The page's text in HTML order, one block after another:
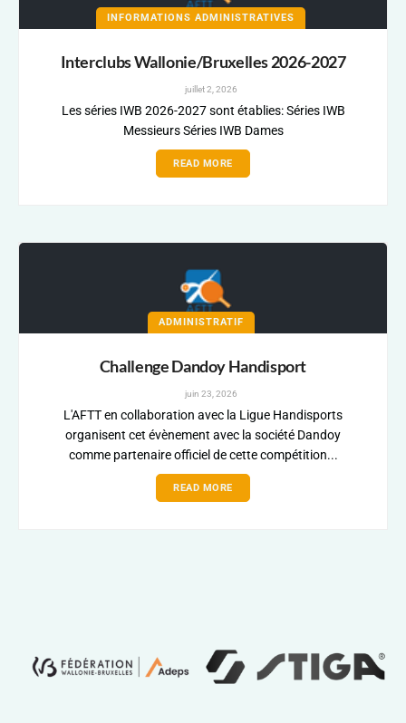
INFORMATIONS ADMINISTRATIVES
Interclubs Wallonie/Bruxelles 2026-2027
juillet 2, 2026
Les séries IWB 2026-2027 sont établies: Séries IWB
Messieurs Séries IWB Dames
READ MORE
ADMINISTRATIF
Challenge Dandoy Handisport
juin 23, 2026
L'AFTT en collaboration avec la Ligue Handisports
organisent cet évènement avec la société Dandoy
comme partenaire officiel de cette compétition...
READ MORE